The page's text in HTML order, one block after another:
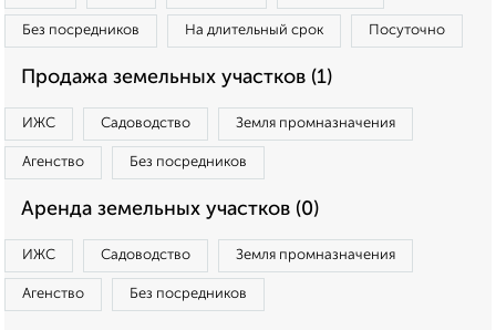
Без посредников На длительный срок Посуточно
Продажа земельных участков (1)
ИЖС Садоводство Земля промназначения
Агенство Без посредников
Аренда земельных участков (0)
ИЖС Садоводство Земля промназначения
Агенство Без посредников